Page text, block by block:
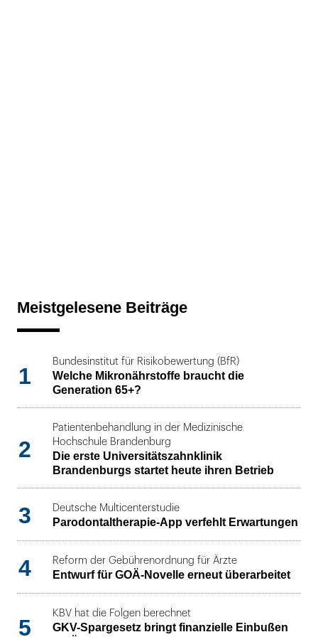
Meistgelesene Beiträge
1
Bundesinstitut für Risikobewertung (BfR)
Welche Mikronährstoffe braucht die
Generation 65+?
2
Patientenbehandlung in der Medizinische
Hochschule Brandenburg
Die erste Universitätszahnklinik
Brandenburgs startet heute ihren Betrieb
3 Deutsche Multicenterstudie
Parodontaltherapie-App verfehlt Erwartungen
4 Reform der Gebührenordnung für Ärzte
Entwurf für GOÄ-Novelle erneut überarbeitet
5
KBV hat die Folgen berechnet
GKV-Spargesetz bringt finanzielle Einbußen